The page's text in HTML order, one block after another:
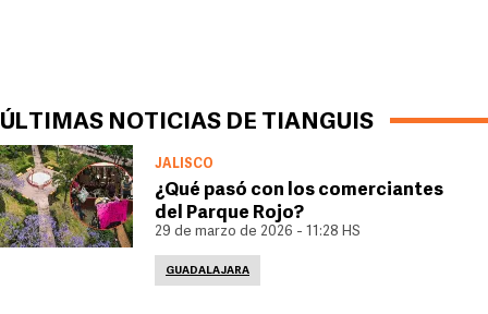
ÚLTIMAS NOTICIAS DE TIANGUIS
JALISCO
¿Qué pasó con los comerciantes
del Parque Rojo?
29 de marzo de 2026 - 11:28 HS
GUADALAJARA